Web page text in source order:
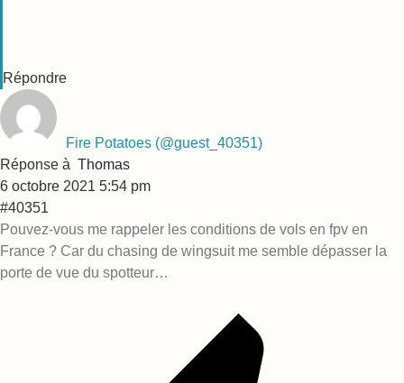
Répondre
Fire Potatoes (@guest_40351)
Réponse à Thomas
6 octobre 2021 5:54 pm
#40351
Pouvez-vous me rappeler les conditions de vols en fpv en
France ? Car du chasing de wingsuit me semble dépasser la
porte de vue du spotteur…